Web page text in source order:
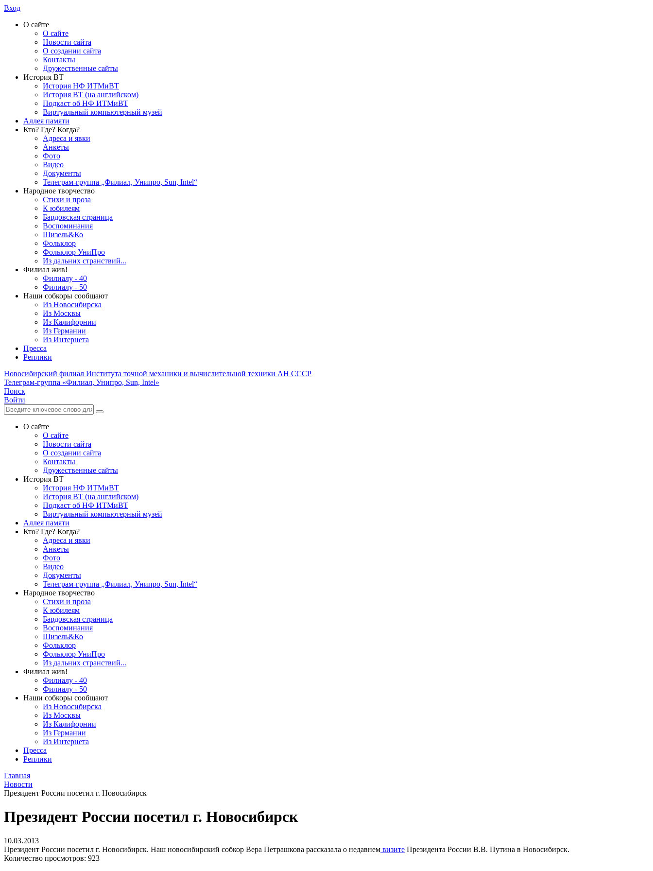
Вход
О сайте
О сайте
Новости сайта
О создании сайта
Контакты
Дружественные сайты
История ВТ
История НФ ИТМиВТ
История ВТ (на английском)
Подкаст об НФ ИТМиВТ
Виртуальный компьютерный музей
Аллея памяти
Кто? Где? Когда?
Адреса и явки
Анкеты
Фото
Видео
Документы
Телеграм-группа „Филиал, Унипро, Sun, Intel“
Народное творчество
Стихи и проза
К юбилеям
Бардовская страница
Воспоминания
Шизель&Ко
Фольклор
Фольклор УниПро
Из дальних странствий...
Филиал жив!
Филиалу - 40
Филиалу - 50
Наши собкоры сообщают
Из Новосибирска
Из Москвы
Из Калифорнии
Из Германии
Из Интернета
Пресса
Реплики
Новосибирский филиал Института точной механики и вычислительной техники АН СССР
Телеграм-группа «Филиал, Унипро, Sun, Intel»
Поиск
Войти
О сайте
О сайте
Новости сайта
О создании сайта
Контакты
Дружественные сайты
История ВТ
История НФ ИТМиВТ
История ВТ (на английском)
Подкаст об НФ ИТМиВТ
Виртуальный компьютерный музей
Аллея памяти
Кто? Где? Когда?
Адреса и явки
Анкеты
Фото
Видео
Документы
Телеграм-группа „Филиал, Унипро, Sun, Intel“
Народное творчество
Стихи и проза
К юбилеям
Бардовская страница
Воспоминания
Шизель&Ко
Фольклор
Фольклор УниПро
Из дальних странствий...
Филиал жив!
Филиалу - 40
Филиалу - 50
Наши собкоры сообщают
Из Новосибирска
Из Москвы
Из Калифорнии
Из Германии
Из Интернета
Пресса
Реплики
Главная
Новости
Президент России посетил г. Новосибирск
Президент России посетил г. Новосибирск
10.03.2013
Президент России посетил г. Новосибирск. Наш новосибирский собкор Вера Петрашкова рассказала о недавнем визите Президента России В.В. Путина в Новосибирск.
Количество просмотров: 923